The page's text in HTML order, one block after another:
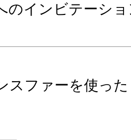
のインビテーシ
ァーを使った